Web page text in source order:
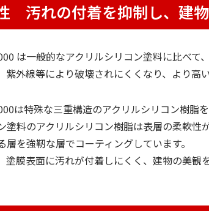
汚れの付着を抑制し、建
は一般的なアクリルシリコン塗料に比べ
紫外線等により破壊されにくくなり、より
は特殊な三重構造のアクリルシリコン樹脂を
塗料のアクリルシリコン樹脂は表層の柔軟
層を強靭な層でコーティングしています。
塗膜表面に汚れが付着しにくく、建物の美観